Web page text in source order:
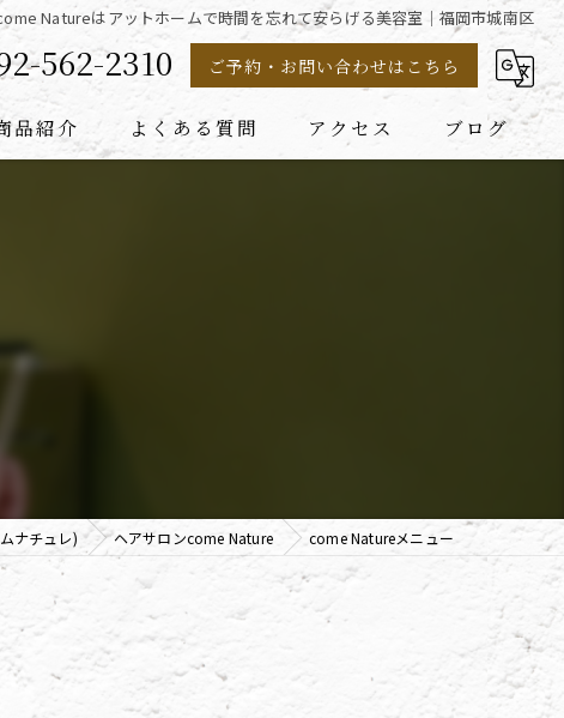
Natureはアットホームで時間を忘れて安らげる美容室｜福岡市城南区
562-2310 ご予約・お問い合わせはこちら
品紹介 よくある質問 アクセス ブログ
ナチュレ) ヘアサロンcome Nature come Natureメニュー